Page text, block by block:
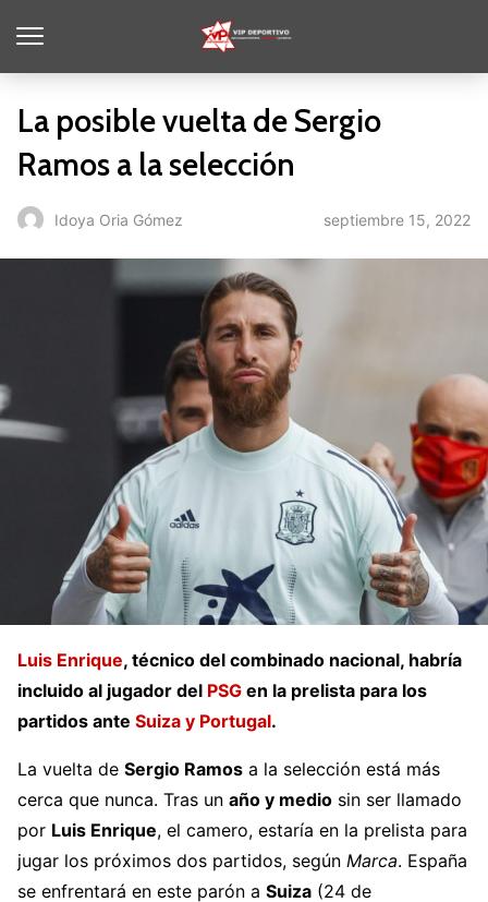
La posible vuelta de Sergio
Ramos a la selección
Idoya Oria Gómez septiembre 15, 2022
Luis Enrique, técnico del combinado nacional, habría
incluido al jugador del PSG en la prelista para los
partidos ante Suiza y Portugal.
La vuelta de Sergio Ramos a la selección está más
cerca que nunca. Tras un año y medio sin ser llamado
por Luis Enrique, el camero, estaría en la prelista para
jugar los próximos dos partidos, según Marca. España
se enfrentará en este parón a Suiza (24 de